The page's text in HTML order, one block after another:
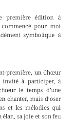
première édition à
pour moi
symbolique à
première, un Chœur
invité à participer, à
le temps d’une
chanter, mais d’oser
et les mélodies qui
sa joie et son feu